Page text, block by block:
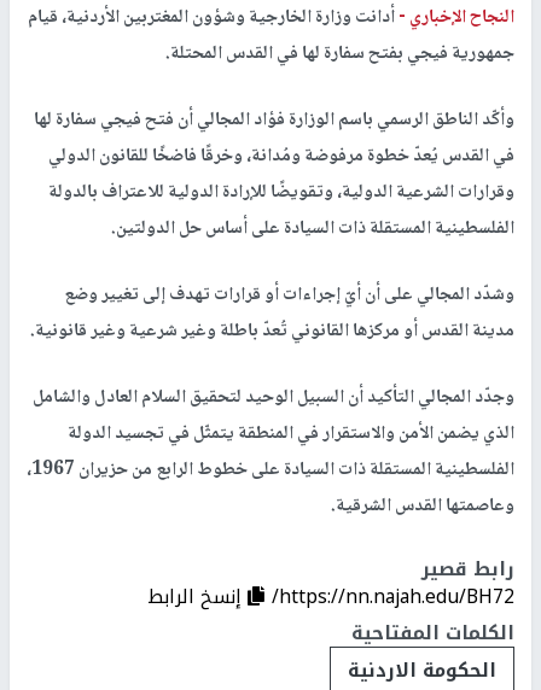
النجاح الإخباري -أدانت وزارة الخارجية وشؤون المغتربين الأردنية، قيام
جمهورية فيجي بفتح سفارة لها في القدس المحتلة.
وأكّد الناطق الرسمي باسم الوزارة فؤاد المجالي أن فتح فيجي سفارة لها
في القدس يُعدّ خطوة مرفوضة ومُدانة، وخرقًا فاضخًا للقانون الدولي
وقرارات الشرعية الدولية، وتقويضًا للإرادة الدولية للاعتراف بالدولة
الفلسطينية المستقلة ذات السيادة على أساس حل الدولتين.
وشدّد المجالي على أن أيّ إجراءات أو قرارات تهدف إلى تغيير وضع
مدينة القدس أو مركزها القانوني تُعدّ باطلة وغير شرعية وغير قانونية.
وجدّد المجالي التأكيد أن السبيل الوحيد لتحقيق السلام العادل والشامل
الذي يضمن الأمن والاستقرار في المنطقة يتمثّل في تجسيد الدولة
الفلسطينية المستقلة ذات السيادة على خطوط الرابع من حزيران 1967،
وعاصمتها القدس الشرقية.
رابط قصير
https://nn.najah.edu/BH72/
إنسخ الرابط
الكلمات المفتاحية
الحكومة الاردنية